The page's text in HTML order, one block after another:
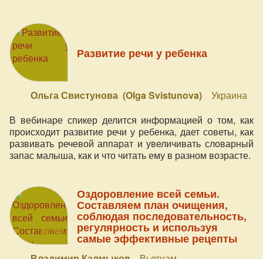
Развитие речи у ребенка
Ольга Свистунова (Olga Svistunova)
Украина
В вебинаре спикер делится информацией о том, как
происходит развитие речи у ребенка, дает советы, как
развивать речевой аппарат и увеличивать словарный
запас малыша, как и что читать ему в разном возрасте.
Оздоровление всей семьи.
Составляем план очищения,
соблюдая последовательность,
регулярность и используя
самые эффективные рецепты